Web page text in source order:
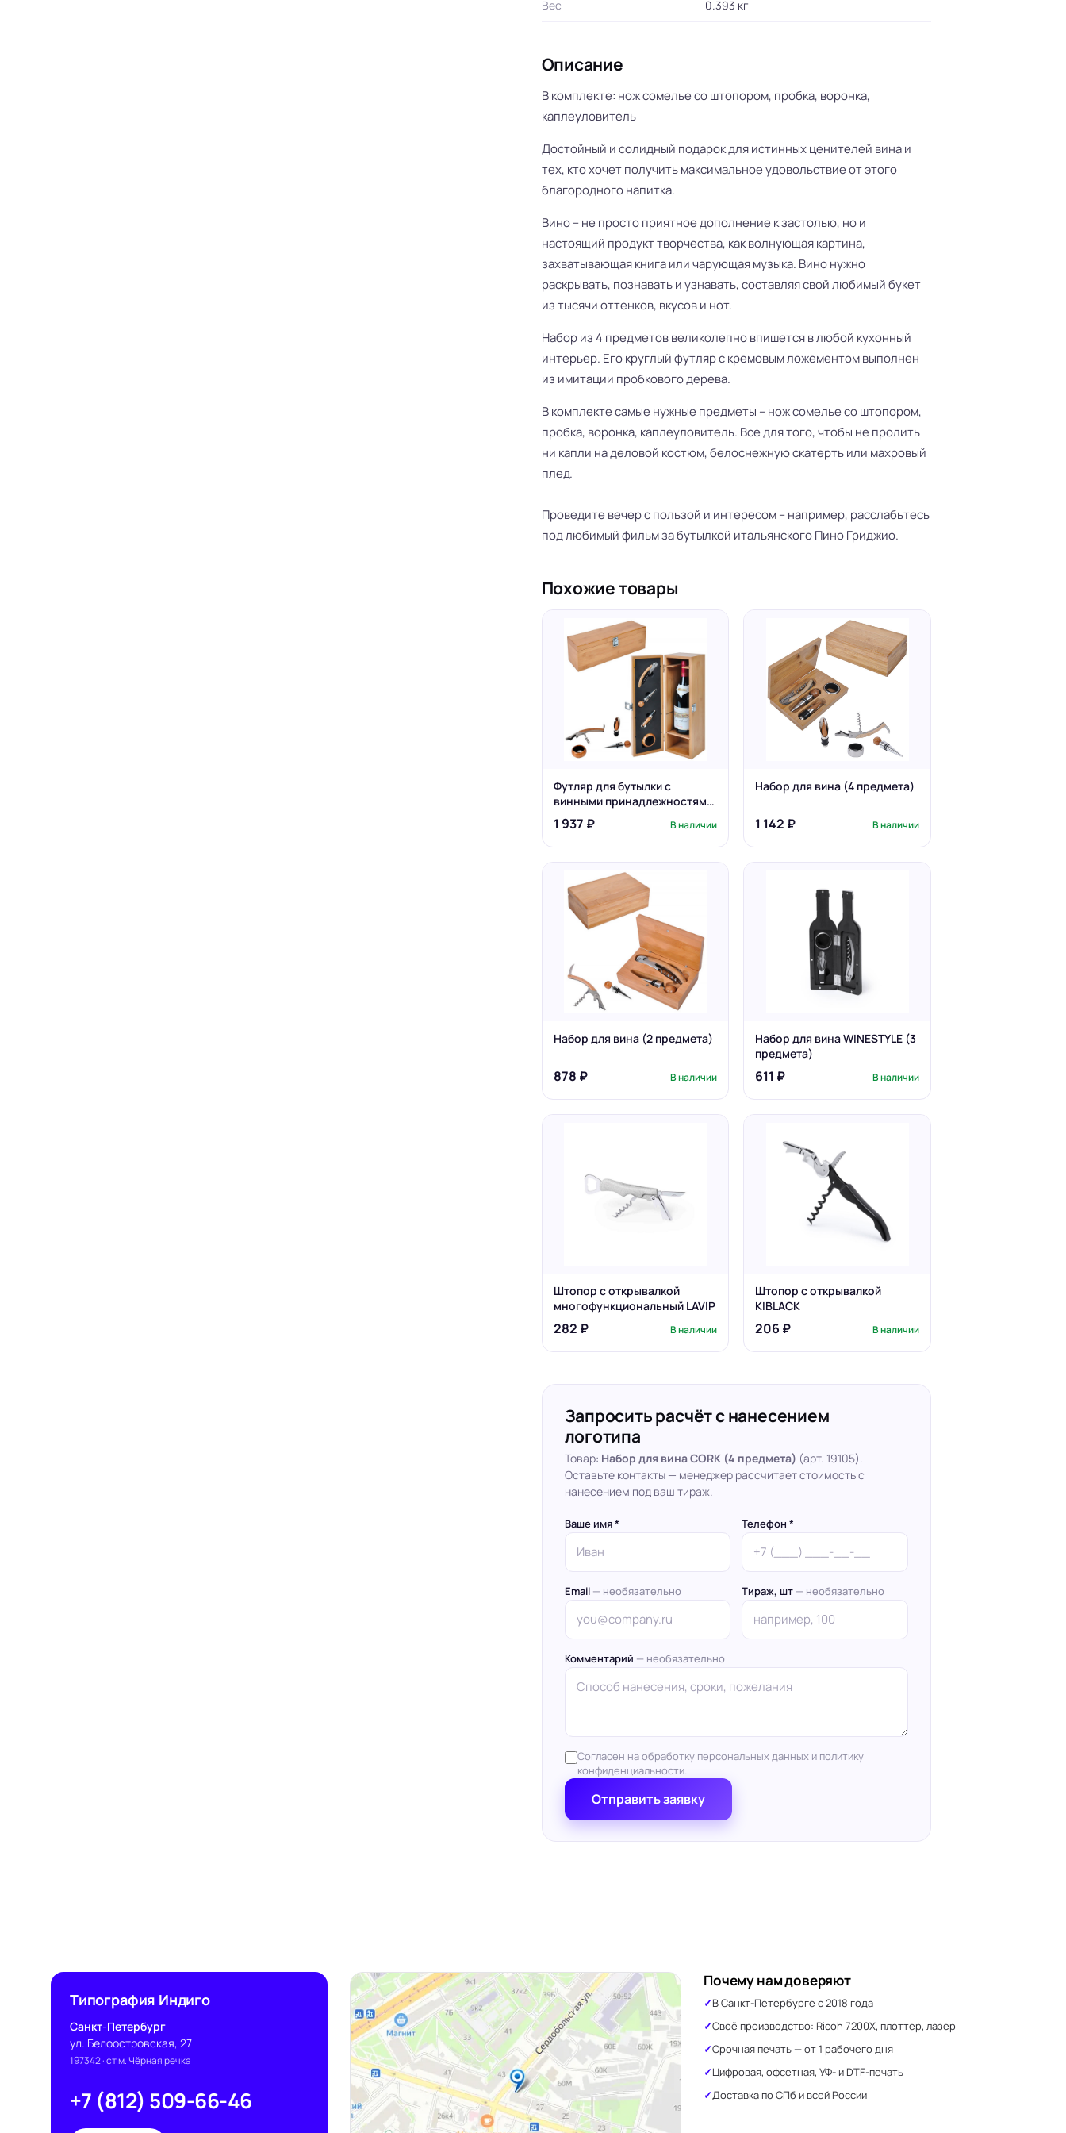
Вес 0.393 кг
Описание
В комплекте: нож сомелье со штопором, пробка, воронка,
каплеуловитель
Достойный и солидный подарок для истинных ценителей вина и
тех, кто хочет получить максимальное удовольствие от этого
благородного напитка.
Вино – не просто приятное дополнение к застолью, но и
настоящий продукт творчества, как волнующая картина,
захватывающая книга или чарующая музыка. Вино нужно
раскрывать, познавать и узнавать, составляя свой любимый букет
из тысячи оттенков, вкусов и нот.
Набор из 4 предметов великолепно впишется в любой кухонный
интерьер. Его круглый футляр с кремовым ложементом выполнен
из имитации пробкового дерева.
В комплекте самые нужные предметы – нож сомелье со штопором,
пробка, воронка, каплеуловитель. Все для того, чтобы не пролить
ни капли на деловой костюм, белоснежную скатерть или махровый
плед.
Проведите вечер с пользой и интересом – например, расслабьтесь
под любимый фильм за бутылкой итальянского Пино Гриджио.
Похожие товары
Футляр для бутылки с
винными принадлежностями
(4 предмета)
1 937 ₽ В наличии
Набор для вина (4 предмета)
1 142 ₽ В наличии
Набор для вина (2 предмета)
878 ₽ В наличии
Набор для вина WINESTYLE (3
предмета)
611 ₽ В наличии
Штопор с открывалкой
многофункциональный LAVIP
282 ₽ В наличии
Штопор с открывалкой
KIBLACK
206 ₽ В наличии
Запросить расчёт с нанесением
логотипа
Товар: Набор для вина CORK (4 предмета) (арт. 19105).
Оставьте контакты — менеджер рассчитает стоимость с
нанесением под ваш тираж.
Ваше имя * Телефон *
Email — необязательно Тираж, шт — необязательно
Комментарий — необязательно
Согласен на обработку персональных данных и политику
конфиденциальности.
Отправить заявку
Типография Индиго
Санкт-Петербург
ул. Белоостровская, 27
197342· ст.м. Чёрная речка
+7 (812) 509-66-46
Почему нам доверяют
В Санкт-Петербурге с 2018 года
Своё производство: Ricoh 7200X, плоттер, лазер
Срочная печать — от 1 рабочего дня
Цифровая, офсетная, УФ- и DTF-печать
Доставка по СПб и всей России